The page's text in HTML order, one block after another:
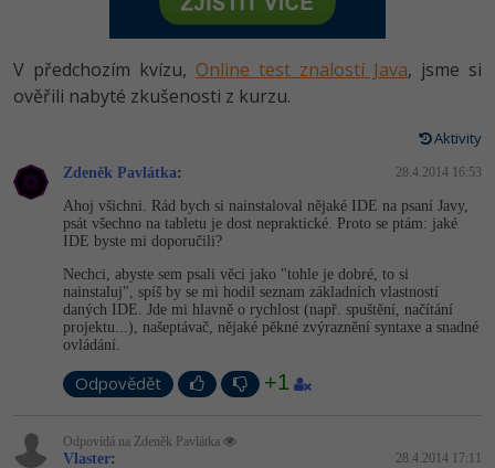
HTML5, CSS3, Bootstrap, SEO
SQL a databáze
UML a návrhové vzory
React
Spring
ASP.NET MVC
Django
Best practices
PHP
JavaScript
HTML / CSS
UML a návrhové vzory
MySQL/MariaDB
MS-SQL
Vývojář mobilních aplikací
Specialista na AI a bigdata
Webdesigner
Tester
Systémový administrátor
Grafik / UX/UI návrhář
3D grafik
-80%
JavaScript -80%
C++ -80%
Swift -80%
Kotlin -80%
C -80%
VB.NET
SQL
V předchozím kvízu, Online test znalostí Java, jsme si
ověřili nabyté zkušenosti z kurzu.
Aktivity
Zdeněk Pavlátka: 28.4.2014 16:53
Ahoj všichni. Rád bych si nainstaloval nějaké IDE na psaní Javy,
psát všechno na tabletu je dost nepraktické. Proto se ptám: jaké
IDE byste mi doporučili?
Nechci, abyste sem psali věci jako "tohle je dobré, to si
nainstaluj", spíš by se mi hodil seznam základních vlastností
daných IDE. Jde mi hlavně o rychlost (např. spuštění, načítání
projektu...), našeptávač, nějaké pěkné zvýraznění syntaxe a snadné
ovládání.
Odpovědět +1
Odpovídá na Zdeněk Pavlátka
Vlaster: 28.4.2014 17:11